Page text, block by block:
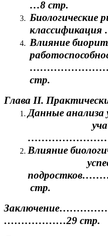
…8 стр.
Биологические
Влияние
стр.
Глава II.
Данные анализа
учащихся
Влияние
стр.
………………29 стр.